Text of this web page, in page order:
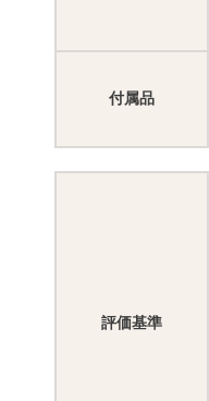
付属品
評価基準